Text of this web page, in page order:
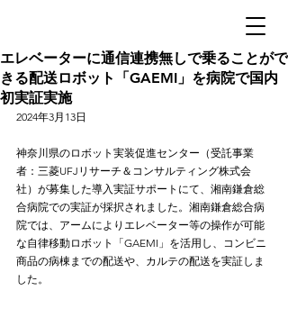
エレベーターに通信連携無しで乗ることがで
きる配送ロボット「GAEMI」を病院で国内
初実証実施
2024年3月13日
神奈川県のロボット実装促進センター（受託事業
者：三菱UFJリサーチ＆コンサルティング株式会
社）が募集した導入実証サポートにて、湘南鎌倉総
合病院での実証が採択されました。湘南鎌倉総合病
院では、アームによりエレベーター等の操作が可能
な自律移動ロボット「GAEMI」を活用し、コンビニ
商品の病棟までの配送や、カルテの配送を実証しま
した。